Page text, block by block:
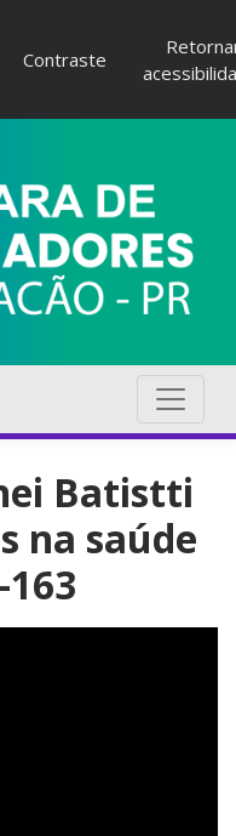
Contraste
Batistti
na saúde